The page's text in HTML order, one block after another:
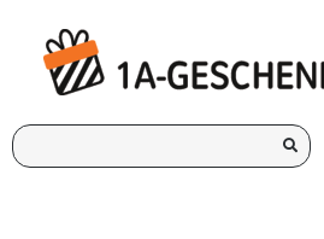
Ich
suche